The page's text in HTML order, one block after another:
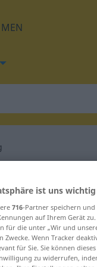
für
ist uns wichtig
716-Partner speichern
auf Ihrem Gerät
für die unter „Wir und
Zwecke. Wenn Tracker
für Sie. Sie können
zu widerrufen,